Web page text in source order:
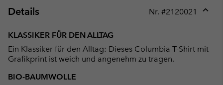
Details Nr. #2120021
KLASSIKER FÜR DEN ALLTAG
Ein Klassiker für den Alltag: Dieses Columbia T-Shirt mit
Grafikprint ist weich und angenehm zu tragen.
BIO-BAUMWOLLE